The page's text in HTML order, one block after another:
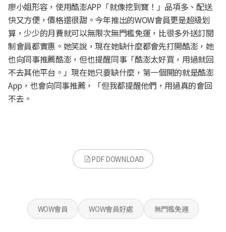
廖小姐形容，使用酷澎APP「就像挖到寶！」品項多、配送
快又方便，價格還很甜。今年推出的WOW會員更是超級划
算，少少的月費就可以無限次無門檻免運，比很多外送訂閱
制會員都實惠。她笑說，現在她缺什麼都會先打開酷澎，她
也向同事推薦酷澎，但也提醒同事「酷澎太好買，用過就回
不去其他平台。」現在她只要缺什麼，第一個開的就是酷澎
App，也會向同事推薦，「但我都提醒他們，用過真的會回
不去。
PDF DOWNLOAD
WOW會員 WOW會員好處 無門檻免運